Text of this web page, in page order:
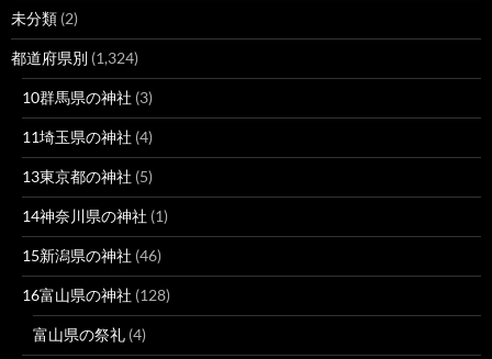
未分類 (2)
都道府県別 (1,324)
10群馬県の神社 (3)
11埼玉県の神社 (4)
13東京都の神社 (5)
14神奈川県の神社 (1)
15新潟県の神社 (46)
16富山県の神社 (128)
富山県の祭礼 (4)